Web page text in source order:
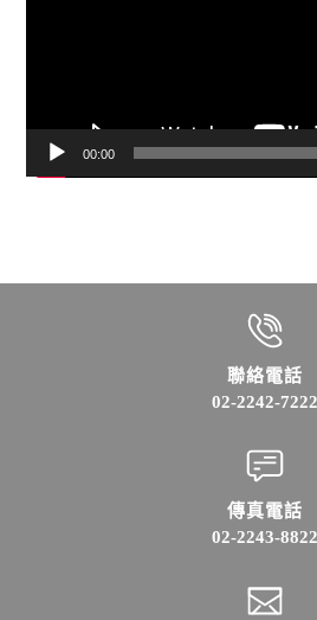
00:00
聯絡電話
02-2242-7222
傳真電話
02-2243-8822